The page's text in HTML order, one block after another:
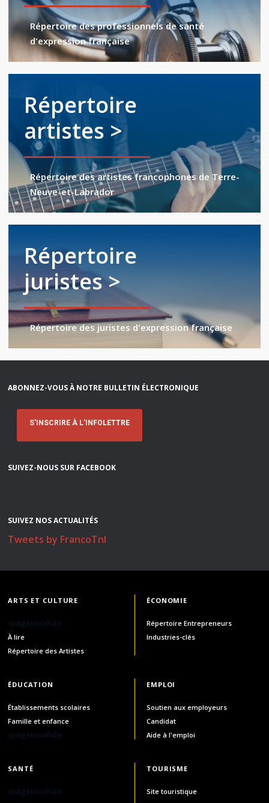
Répertoire des professionnels de santé
d'expression française
Répertoire
artistes >
Répertoire des artistes francophones de Terre-
Neuve-et-Labrador
Répertoire
juristes >
Répertoire des juristes d'expression française
ABONNEZ-VOUS À NOTRE BULLETIN ÉLECTRONIQUE
S'INSCRIRE À L'INFOLETTRE
SUIVEZ-NOUS SUR FACEBOOK
SUIVEZ NOS ACTUALITÉS
Tweets by FrancoTnl
ARTS ET CULTURE
/pageInvalide
À lire
Répertoire des Artistes
ÉCONOMIE
Répertoire Entrepreneurs
Industries-clés
ÉDUCATION
Établissements scolaires
Famille et enfance
/pageInvalide
EMPLOI
Soutien aux employeurs
Candidat
Aide à l'emploi
SANTÉ
/pageInvalide
TOURISME
Site touristique